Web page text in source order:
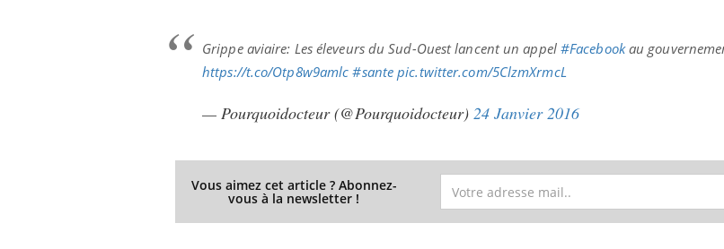
Grippe aviaire: Les éleveurs du Sud-Ouest lancent un appel #Facebookau
https://t.co/Otp8w9amlc #sante pic.twitter.com/5ClzmXrmcL
— Pourquoidocteur (@Pourquoidocteur) 24 Janvier 2016
Vous aimez cet article ? Abonnez-
vous à la newsletter !